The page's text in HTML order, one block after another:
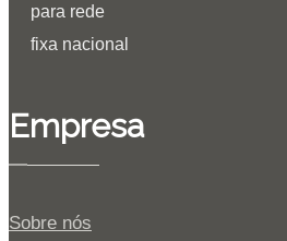
para rede
fixa nacional
Empresa
Sobre nós